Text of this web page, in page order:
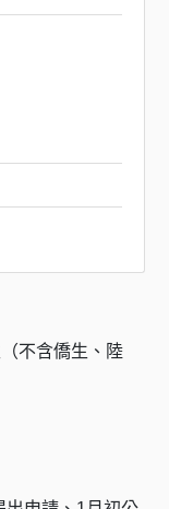
不含僑生、陸